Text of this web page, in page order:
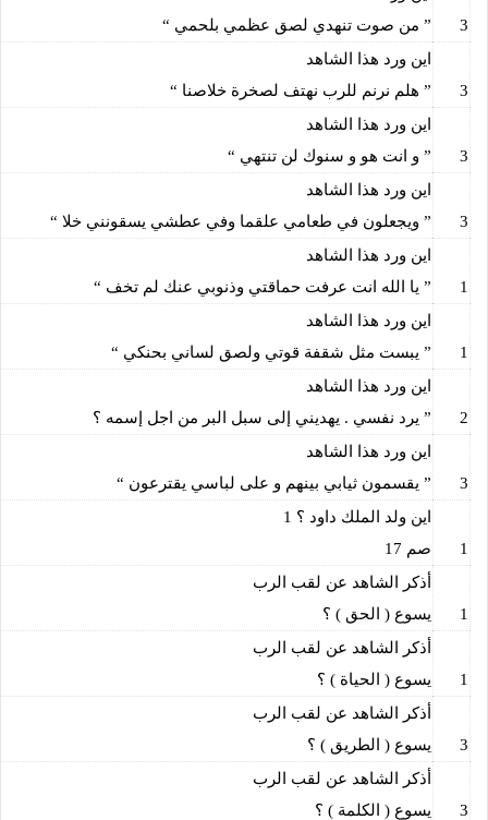
3
” من صوت تنهدي لصق عظمي بلحمي “
3
اين ورد هذا الشاهد
” هلم نرنم للرب نهتف لصخرة خلاصنا “
3
اين ورد هذا الشاهد
” و انت هو و سنوك لن تنتهي “
3
اين ورد هذا الشاهد
” ويجعلون في طعامي علقما وفي عطشي يسقونني خلا “
1
اين ورد هذا الشاهد
” يا الله انت عرفت حماقتي وذنوبي عنك لم تخف “
1
اين ورد هذا الشاهد
” يبست مثل شقفة قوتي ولصق لساني بحنكي “
2
اين ورد هذا الشاهد
” يرد نفسي . يهديني إلى سبل البر من اجل إسمه ؟
3
اين ورد هذا الشاهد
” يقسمون ثيابي بينهم و على لباسي يقترعون “
1
اين ولد الملك داود ؟ 1
صم 17
1
أذكر الشاهد عن لقب الرب
يسوع ( الحق ) ؟
1
أذكر الشاهد عن لقب الرب
يسوع ( الحياة ) ؟
3
أذكر الشاهد عن لقب الرب
يسوع ( الطريق ) ؟
3
أذكر الشاهد عن لقب الرب
يسوع ( الكلمة ) ؟